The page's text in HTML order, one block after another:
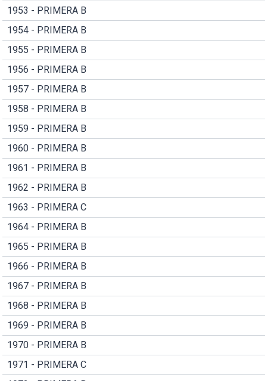
1953 - PRIMERA B
1954 - PRIMERA B
1955 - PRIMERA B
1956 - PRIMERA B
1957 - PRIMERA B
1958 - PRIMERA B
1959 - PRIMERA B
1960 - PRIMERA B
1961 - PRIMERA B
1962 - PRIMERA B
1963 - PRIMERA C
1964 - PRIMERA B
1965 - PRIMERA B
1966 - PRIMERA B
1967 - PRIMERA B
1968 - PRIMERA B
1969 - PRIMERA B
1970 - PRIMERA B
1971 - PRIMERA C